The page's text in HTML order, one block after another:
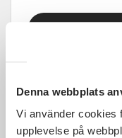
Denna webbplats
Vi använder cookies
upplevelse på